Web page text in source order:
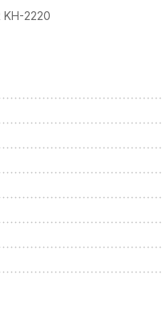
2220